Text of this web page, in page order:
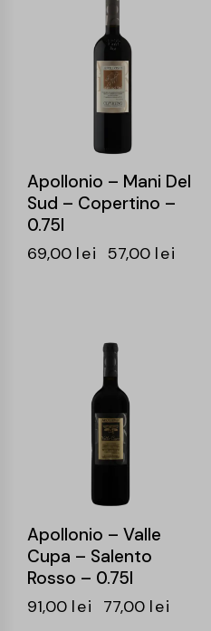
Apollonio – Mani Del
Sud – Copertino –
0.75l
69,00 lei 57,00 lei
Apollonio – Valle
Cupa – Salento
Rosso – 0.75l
91,00 lei 77,00 lei